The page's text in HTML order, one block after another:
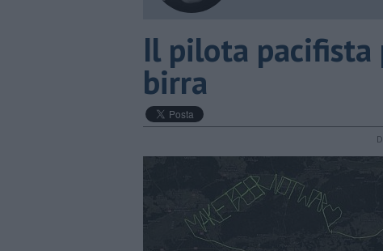
​Il pilota pacifista
birra